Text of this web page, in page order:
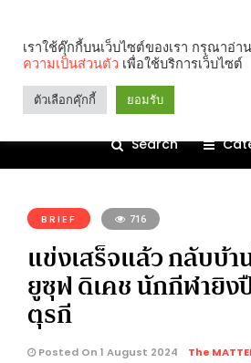
Search
BRIEF 716
แข่งเสร็จแล้ว กลับบ้
ยูซุฟ ดิเคช นักกีฬายิง
ตุรกี
Posted On 1 August 2024 The
เราใช้คุ๊กกี้บนเว็บไซต์ของเรา กรุณาอ่า
ความเป็นส่วนตัว เพื่อใช้บริการเว็บไซต์
ตัวเลือกคุ๊กกี้ ยอมรับ